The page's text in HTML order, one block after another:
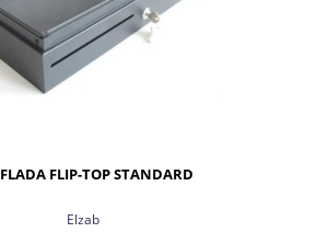
FLIP-TOP STANDARD
Elzab